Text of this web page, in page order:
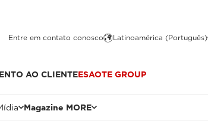
Entre em contato conosco Latinoamérica (Português)
AO CLIENTEESAOTE GROUP
Magazine MORE